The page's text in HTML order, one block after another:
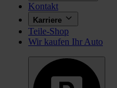
Kontakt
Karriere
Teile-Shop
Wir kaufen Ihr Auto